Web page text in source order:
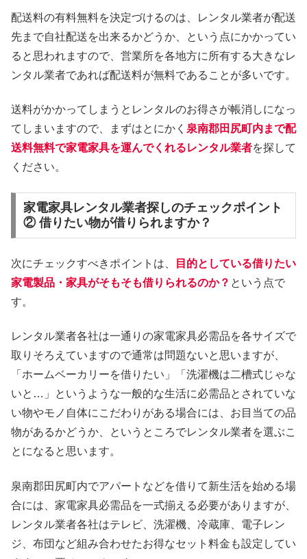
配送料の有料無料を決定づけるのは、レンタル業者が配送
先まで自社配送を出来るかどうか、という点にかかってい
ると思われますので、営業所を各地方に所有する大きなレ
ンタル業者であれば配送料が無料であることが多いです。
送料がかかってしまうとレンタルのお得さが帳消しになっ
てしまいますので、まずはとにかく 泉南郡田尻町内まで配
送料無料で家電家具を運んでくれるレンタル業者を探して
ください。
家電家具レンタル業者探しのチェックポイント
② 借りたい物が借りられますか？
次にチェックすべきポイントは、
目的としている借りたい
家電製品・家具がそもそも借りられるのか？ という点で
す。
レンタル業者各社は一通りの家電家具必需品を各サイズで
取りそろえていますので通常は問題ないと思いますが、
「ホームベーカリーを借りたい」「洗濯機は二槽式じゃな
いと…」というような一般的な生活に必需品とされていな
い物やモノ自体にこだわりがある場合には、お目当ての品
物があるかどうか、というところでレンタル業者を選ぶこ
とになると思います。
泉南郡田尻町内でアパートなどを借りて新生活を始める場
合には、家電家具必需品を一式揃える必要がありますが、
レンタル業者各社はテレビ、洗濯機、冷蔵庫、電子レン
ジ、布団など組み合わせたお得なセット料金も設定してい